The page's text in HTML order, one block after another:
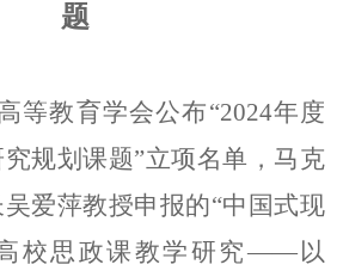
题
等教育学会公布“2024年度
规划课题”立项名单，马克
爱萍教授申报的“中国式现
校思政课教学研究——以